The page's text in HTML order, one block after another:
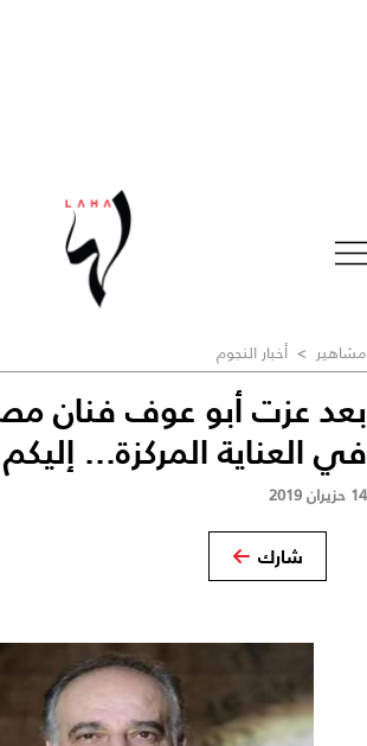
مشاهير > أخبار النجوم
بعد عزت أبو عوف فنان
في العناية المركزة...
14 حزيران 2019
شارك